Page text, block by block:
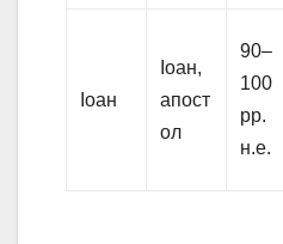
Іоан
Іоан,
апост
ол
90–
100
рр.
н.е.